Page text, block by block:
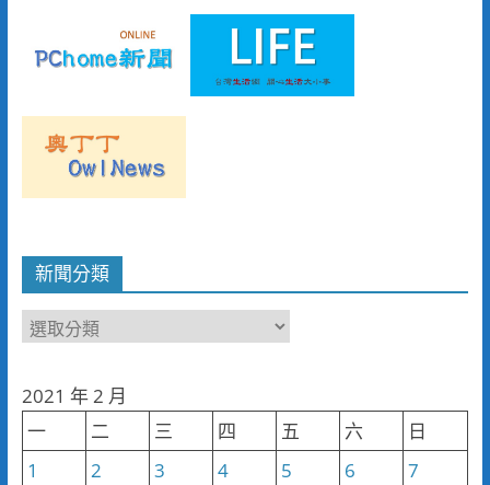
新聞分類
新
類
2021 年 2 月
一
二 三 四 五 六
日
1
2 3 4 5 6
7